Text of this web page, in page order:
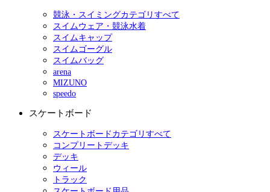
競泳・スイミングカテゴリすべて
スイムウェア・競泳水着
スイムキャップ
スイムゴーグル
スイムバッグ
arena
MIZUNO
speedo
スケートボード
スケートボードカテゴリすべて
コンプリートデッキ
デッキ
ウィール
トラック